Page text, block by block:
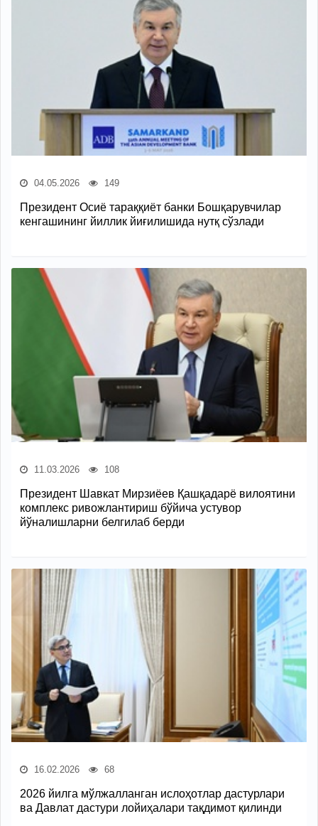
04.05.2026 149
Президент Осиё тараққиёт банки Бошқарувчилар
кенгашининг йиллик йиғилишида нутқ сўзлади
11.03.2026 108
Президент Шавкат Мирзиёев Қашқадарё вилоятини
комплекс ривожлантириш бўйича устувор
йўналишларни белгилаб берди
16.02.2026 68
2026 йилга мўлжалланган ислоҳотлар дастурлари
ва Давлат дастури лойиҳалари тақдимот қилинди